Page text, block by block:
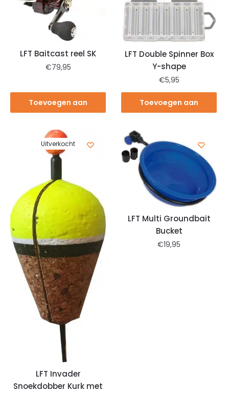
LFT Baitcast reel SK
€79,95
Toevoegen aan
LFT Double Spinner Box
Y-shape
€5,95
Toevoegen aan
Uitverkocht
LFT Invader
Snoekdobber Kurk met
LFT Multi Groundbait
Bucket
€19,95